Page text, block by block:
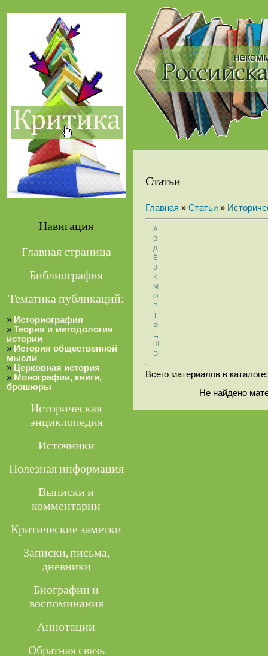
Навигация
Главная страница
Библиография
Тематика публикаций:
» Историография
» Теория и методология
истории
» История общественной
мысли
» Церковная история
» Монографии, книги,
брошюры
Историческая
энциклопедия
Источники
Полезная информация
Выписки и
комментарии
Критические заметки
Записки, письма,
дневники
Биографии и
воспоминания
Аннотации
Обратная связь
Статьи
Главная » Статьи »
А
В
Д
Ё
З
К
М
О
Р
Т
Ф
Ц
Ш
Э
Всего материалов в
Не найдено